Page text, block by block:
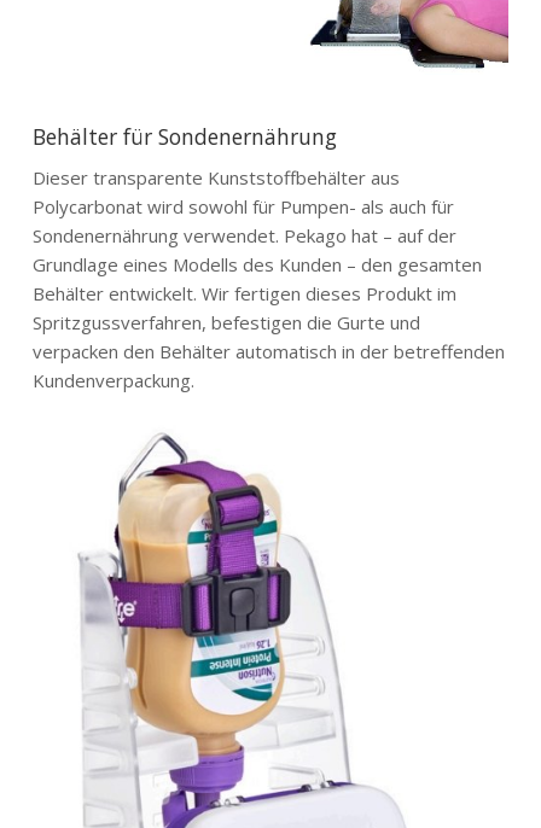
Behälter für Sondenernährung
Dieser transparente Kunststoffbehälter aus
Polycarbonat wird sowohl für Pumpen- als auch für
Sondenernährung verwendet. Pekago hat – auf der
Grundlage eines Modells des Kunden – den gesamten
Behälter entwickelt. Wir fertigen dieses Produkt im
Spritzgussverfahren, befestigen die Gurte und
verpacken den Behälter automatisch in der betreffenden
Kundenverpackung.